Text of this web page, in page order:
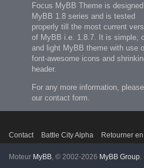
Focus MyBB Theme is
MyBB 1.8 series and is tested
properly till the most current
of MyBB i.e. 1.8.7. It is simple,
and light MyBB theme with use
font-awesome icons and
header.
For any more information,
our contact form.
Contact Battle City Alpha Retourner
Moteur MyBB, © 2002-2026 MyBB Group.